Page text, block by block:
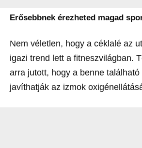
Erősebbnek érezheted magad
Nem véletlen, hogy a céklalé az
igazi trend lett a fitneszvilágban.
arra jutott, hogy a benne található
javíthatják az izmok